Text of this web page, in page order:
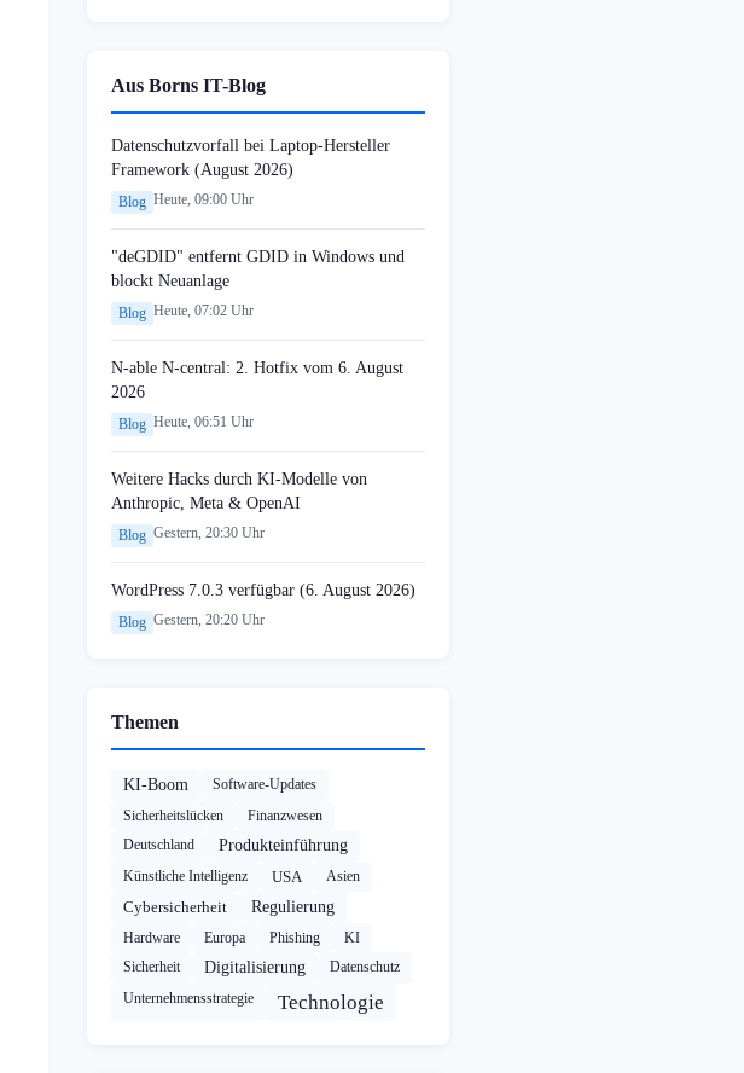
Aus Borns IT-Blog
Datenschutzvorfall bei Laptop-Hersteller
Framework (August 2026)
Blog Heute, 09:00 Uhr
"deGDID" entfernt GDID in Windows und
blockt Neuanlage
Blog Heute, 07:02 Uhr
N-able N-central: 2. Hotfix vom 6. August
2026
Blog Heute, 06:51 Uhr
Weitere Hacks durch KI-Modelle von
Anthropic, Meta & OpenAI
Blog Gestern, 20:30 Uhr
WordPress 7.0.3 verfügbar (6. August 2026)
Blog Gestern, 20:20 Uhr
Themen
KI-Boom
Software-Updates
Sicherheitslücken
Finanzwesen
Deutschland
Produkteinführung
Künstliche Intelligenz USA Asien
Cybersicherheit Regulierung
Hardware Europa Phishing
KI
Sicherheit
Digitalisierung
Datenschutz
Unternehmensstrategie
Technologie